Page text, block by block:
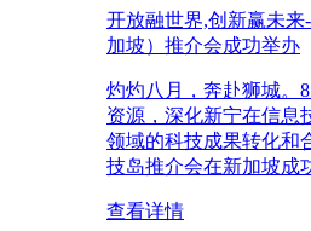
开放融世界,创新赢未
加坡）推介会成功举办
灼灼八月，奔赴狮城。
资源，深化新宁在信息
领域的科技成果转化和
技岛推介会在新加坡成
查看详情